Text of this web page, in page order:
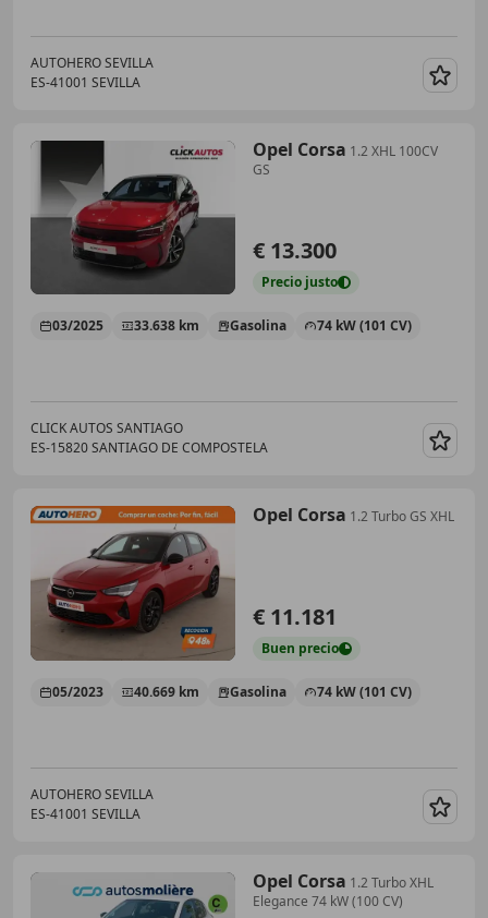
AUTOHERO SEVILLA
ES-41001 SEVILLA
Opel Corsa 1.2 XHL 100CV
GS
€ 13.300
Precio justo
03/2025 33.638 km Gasolina 74 kW (101 CV)
CLICK AUTOS SANTIAGO
ES-15820 SANTIAGO DE COMPOSTELA
Opel Corsa 1.2 Turbo GS XHL
€ 11.181
Buen precio
05/2023 40.669 km Gasolina 74 kW (101 CV)
AUTOHERO SEVILLA
ES-41001 SEVILLA
Opel Corsa 1.2 Turbo XHL
Elegance 74 kW (100 CV)